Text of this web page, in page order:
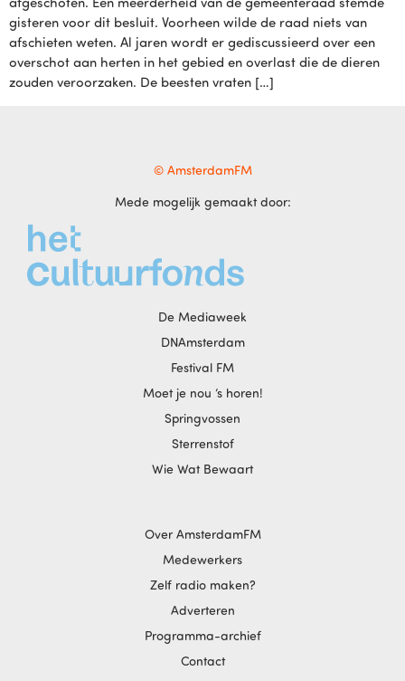
gisteren voor dit besluit. Voorheen wilde de raad niets van
afschieten weten. Al jaren wordt er gediscussieerd over een
overschot aan herten in het gebied en overlast die de dieren
zouden veroorzaken. De beesten vraten […]
© AmsterdamFM
Mede mogelijk gemaakt door:
De Mediaweek
DNAmsterdam
Festival FM
Moet je nou ‘s horen!
Springvossen
Sterrenstof
Wie Wat Bewaart
Over AmsterdamFM
Medewerkers
Zelf radio maken?
Adverteren
Programma-archief
Contact